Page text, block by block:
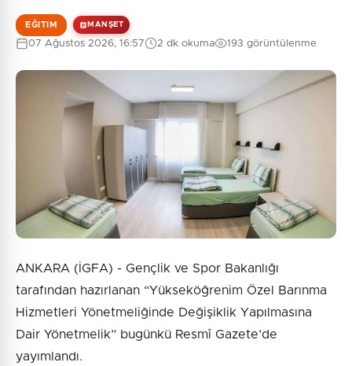
EĞITIM MANŞET
07 Ağustos 2026, 16:57 2 dk okuma 193 görüntülenme
ANKARA (İGFA) - Gençlik ve Spor Bakanlığı
tarafından hazırlanan “Yükseköğrenim Özel Barınma
Hizmetleri Yönetmeliğinde Değişiklik Yapılmasına
Dair Yönetmelik” bugünkü Resmî Gazete’de
yayımlandı.